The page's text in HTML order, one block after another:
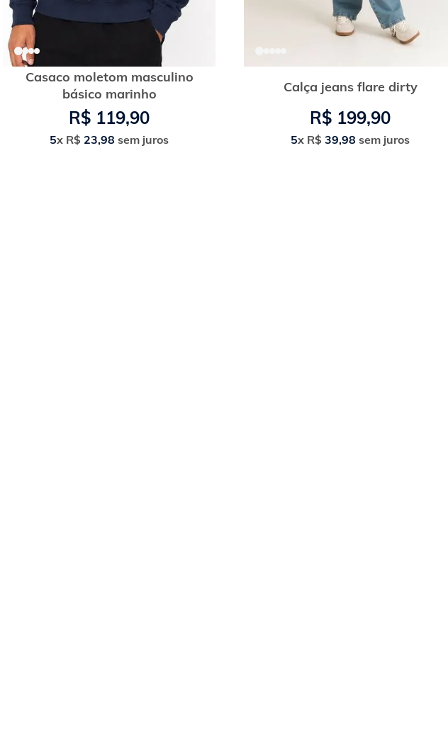
Casaco moletom masculino
básico marinho
R$ 119,90
5x R$ 23,98 sem juros
Calça jeans flare dirty
R$ 199,90
5x R$ 39,98 sem juros